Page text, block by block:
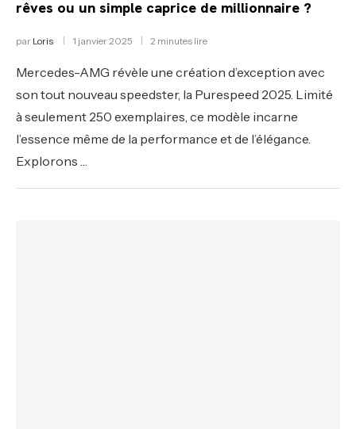
rêves ou un simple caprice de millionnaire ?
par Loris 1 janvier 2025 2 minutes lire
Mercedes-AMG révèle une création d’exception avec
son tout nouveau speedster, la Purespeed 2025. Limité
à seulement 250 exemplaires, ce modèle incarne
l’essence même de la performance et de l’élégance.
Explorons …